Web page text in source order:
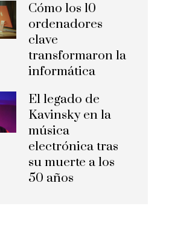
Cómo los 10
ordenadores
clave
transformaron la
informática
El legado de
Kavinsky en la
música
electrónica tras
su muerte a los
50 años